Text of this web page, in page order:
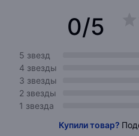
0/5
5 звезд
4 звезды
3 звезды
2 звезды
1 звезда
Купили товар?